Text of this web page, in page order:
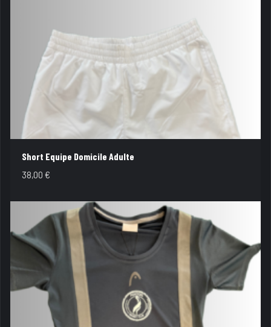
Short Equipe Domicile Adulte
38,00€